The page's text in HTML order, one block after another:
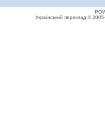
Український переклад ©